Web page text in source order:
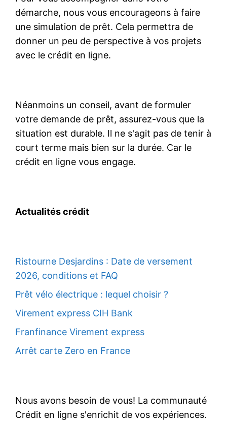
démarche, nous vous encourageons à faire
une simulation de prêt. Cela permettra de
donner un peu de perspective à vos projets
avec le crédit en ligne.
Néanmoins un conseil, avant de formuler
votre demande de prêt, assurez-vous que la
situation est durable. Il ne s'agit pas de tenir à
court terme mais bien sur la durée. Car le
crédit en ligne vous engage.
Actualités crédit
Ristourne Desjardins : Date de versement
2026, conditions et FAQ
Prêt vélo électrique : lequel choisir ?
Virement express CIH Bank
Franfinance Virement express
Arrêt carte Zero en France
Nous avons besoin de vous! La communauté
Crédit en ligne s'enrichit de vos expériences.